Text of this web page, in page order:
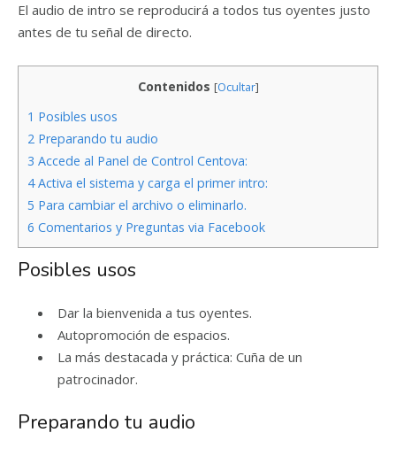
El audio de intro se reproducirá a todos tus oyentes justo
antes de tu señal de directo.
Contenidos [Ocultar]
1 Posibles usos
2 Preparando tu audio
3 Accede al Panel de Control Centova:
4Activa el sistema y carga el primer intro:
5 Para cambiar el archivo o eliminarlo.
6 Comentarios y Preguntas via Facebook
Posibles usos
Dar la bienvenida a tus oyentes.
Autopromoción de espacios.
La más destacada y práctica: Cuña de un
patrocinador.
Preparando tu audio